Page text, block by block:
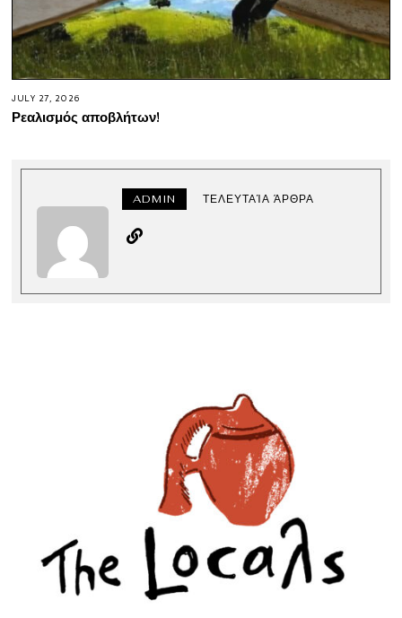
JULY 27, 2026
Ρεαλισμός αποβλήτων!
ADMIN ΤΕΛΕΥΤΑΊΑ ΆΡΘΡΑ